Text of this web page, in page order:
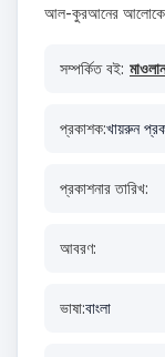
আল-কুরআনের আলোকে
সম্পর্কিত বই:
প্রকাশক:খায়রুন
প্রকাশনার তারিখ:
আবরণ:
ভাষা:বাংলা